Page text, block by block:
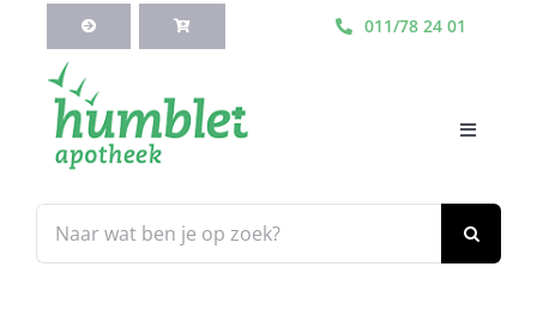
inhoud
011/78 24 01
naar:
Toggle
Webshop